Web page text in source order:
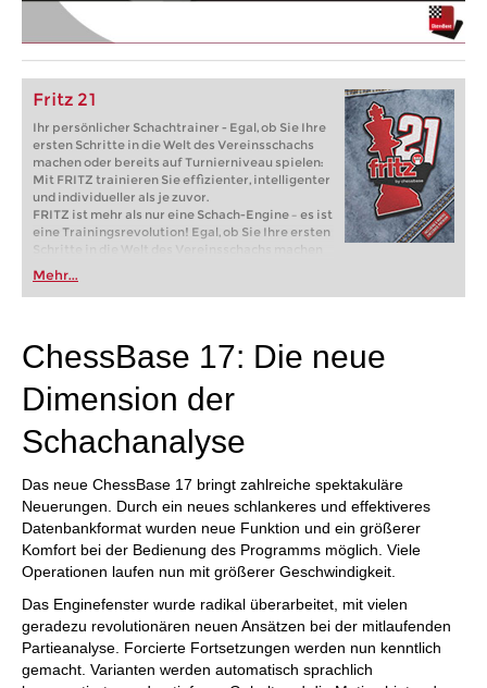
Fritz 21
Ihr persönlicher Schachtrainer - Egal, ob Sie Ihre
ersten Schritte in die Welt des Vereinsschachs
machen oder bereits auf Turnierniveau spielen:
Mit FRITZ trainieren Sie effizienter, intelligenter
und individueller als je zuvor.
FRITZ ist mehr als nur eine Schach-Engine – es ist
eine Trainingsrevolution! Egal, ob Sie Ihre ersten
Schritte in die Welt des Vereinsschachs machen
oder bereits auf Turnierniveau spielen: Mit
FRITZ trainieren Sie effizienter, intelligenter und
individueller als je zuvor.
Mehr...
ChessBase 17: Die neue
Dimension der
Schachanalyse
Das neue ChessBase 17 bringt zahlreiche spektakuläre
Neuerungen. Durch ein neues schlankeres und effektiveres
Datenbankformat wurden neue Funktion und ein größerer
Komfort bei der Bedienung des Programms möglich. Viele
Operationen laufen nun mit größerer Geschwindigkeit.
Das Enginefenster wurde radikal überarbeitet, mit vielen
geradezu revolutionären neuen Ansätzen bei der mitlaufenden
Partieanalyse. Forcierte Fortsetzungen werden nun kenntlich
gemacht. Varianten werden automatisch sprachlich